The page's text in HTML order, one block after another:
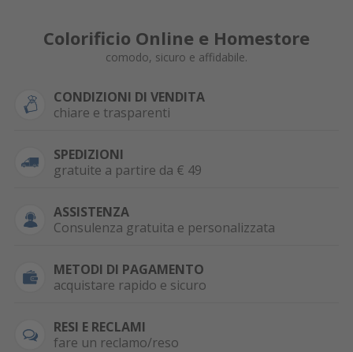
Colorificio Online e Homestore
comodo, sicuro e affidabile.
CONDIZIONI DI VENDITA
chiare e trasparenti
SPEDIZIONI
gratuite a partire da € 49
ASSISTENZA
Consulenza gratuita e personalizzata
METODI DI PAGAMENTO
acquistare rapido e sicuro
RESI E RECLAMI
fare un reclamo/reso